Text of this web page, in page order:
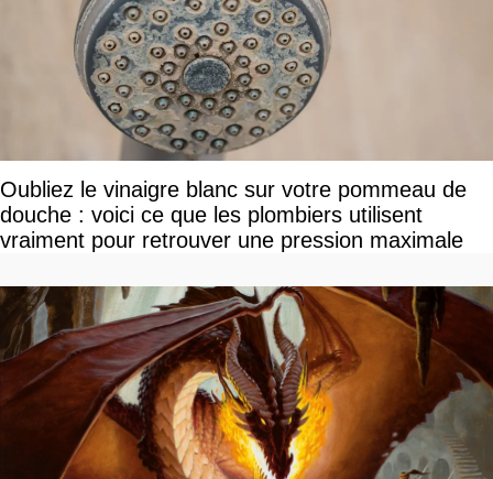
Oubliez le vinaigre blanc sur votre pommeau de
douche : voici ce que les plombiers utilisent
vraiment pour retrouver une pression maximale